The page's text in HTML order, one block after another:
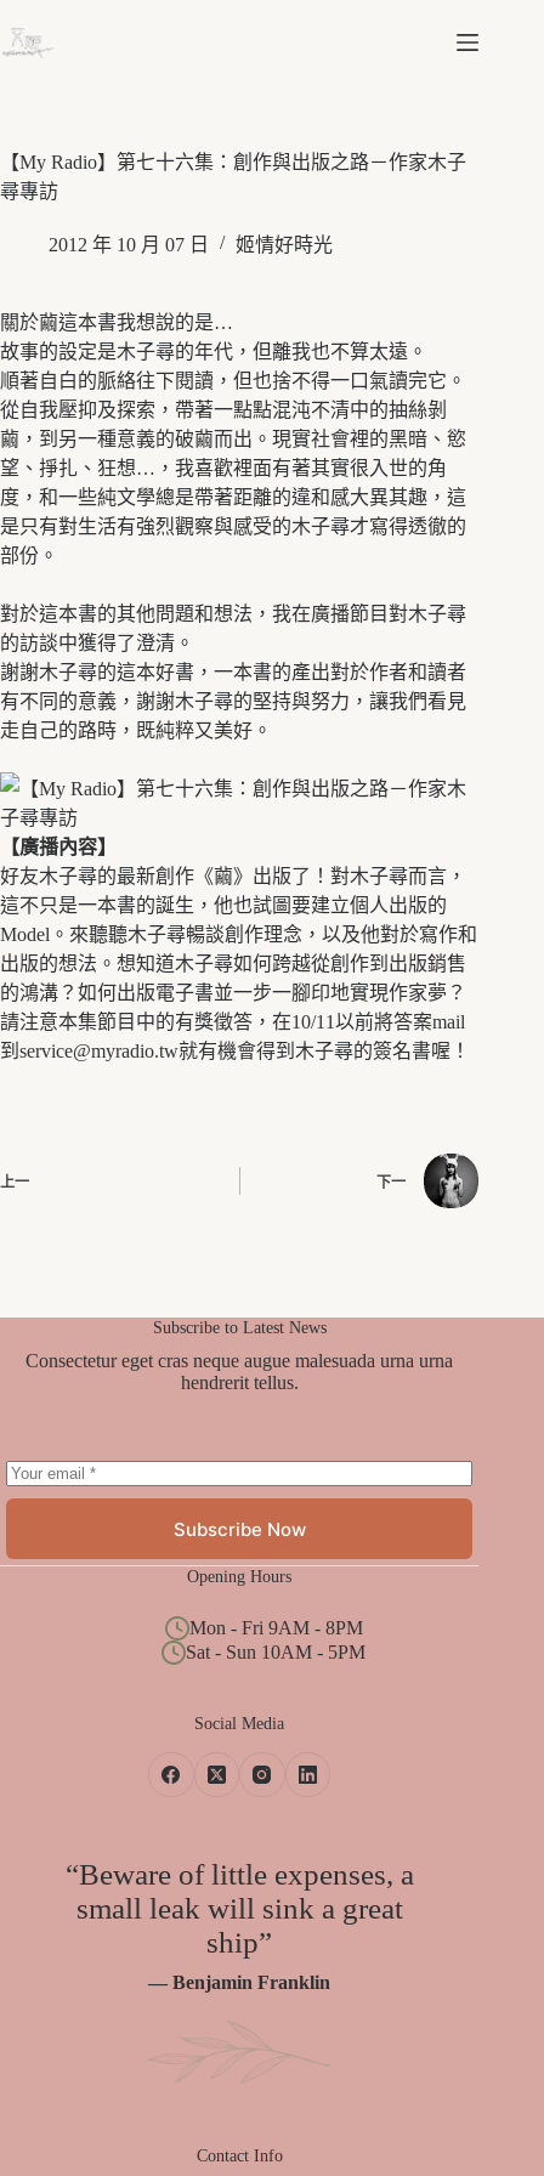
至
容【My Radio】第七十六集：創作與出版之路－作家木子
尋專訪
2012 年 10 月 07 日 姬情好時光
關於繭這本書我想說的是…
故事的設定是木子尋的年代，但離我也不算太遠。
順著自白的脈絡往下閱讀，但也捨不得一口氣讀完它。
從自我壓抑及探索，帶著一點點混沌不清中的抽絲剝
繭，到另一種意義的破繭而出。現實社會裡的黑暗、慾
望、掙扎、狂想…，我喜歡裡面有著其實很入世的角
度，和一些純文學總是帶著距離的違和感大異其趣，這
是只有對生活有強烈觀察與感受的木子尋才寫得透徹的
部份。
對於這本書的其他問題和想法，我在廣播節目對木子尋
的訪談中獲得了澄清。
謝謝木子尋的這本好書，一本書的產出對於作者和讀者
有不同的意義，謝謝木子尋的堅持與努力，讓我們看見
走自己的路時，既純粹又美好。
【廣播內容】
好友木子尋的最新創作《繭》出版了！對木子尋而言，
這不只是一本書的誕生，他也試圖要建立個人出版的
Model。來聽聽木子尋暢談創作理念，以及他對於寫作和
出版的想法。想知道木子尋如何跨越從創作到出版銷售
的鴻溝？如何出版電子書並一步一腳印地實現作家夢？
請注意本集節目中的有獎徵答，在10/11以前將答案mail
到 service@myradio.tw就有機會得到木子尋的簽名書喔！
上一 下一
Subscribe to Latest News
Consectetur eget cras neque augue malesuada urna urna
hendrerit tellus.
Subscribe Now
Opening Hours
Mon - Fri 9AM - 8PM
Sat - Sun 10AM - 5PM
Social Media
“Beware of little expenses, a
small leak will sink a great
ship”
— Benjamin Franklin
Contact Info